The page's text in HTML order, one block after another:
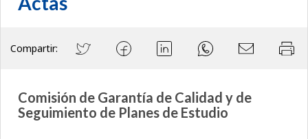
Compartir:
Comisión de Garantía de Calidad y de
Seguimiento de Planes de Estudio